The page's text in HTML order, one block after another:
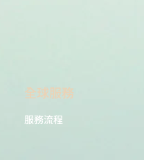
全球服務
服務流程